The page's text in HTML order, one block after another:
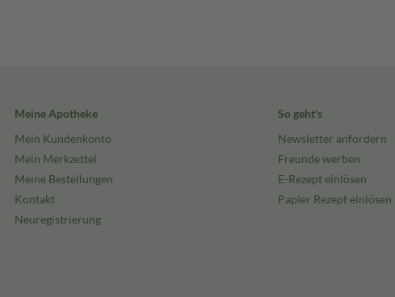
Meine Apotheke
Mein Kundenkonto
Mein Merkzettel
Meine Bestellungen
Kontakt
Neuregistrierung
So geht's
Newsletter anfordern
Freunde werben
E-Rezept einlösen
Papier Rezept einlösen